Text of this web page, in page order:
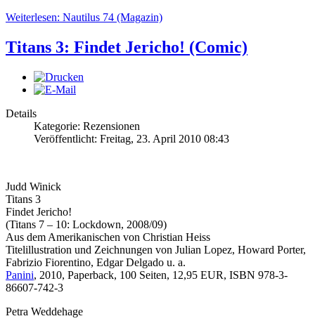
Weiterlesen: Nautilus 74 (Magazin)
Titans 3: Findet Jericho! (Comic)
Details
Kategorie: Rezensionen
Veröffentlicht: Freitag, 23. April 2010 08:43
Judd Winick
Titans 3
Findet Jericho!
(Titans 7 – 10: Lockdown, 2008/09)
Aus dem Amerikanischen von Christian Heiss
Titelillustration und Zeichnungen von Julian Lopez, Howard Porter,
Fabrizio Fiorentino, Edgar Delgado u. a.
Panini, 2010, Paperback, 100 Seiten, 12,95 EUR, ISBN 978-3-
86607-742-3
Petra Weddehage